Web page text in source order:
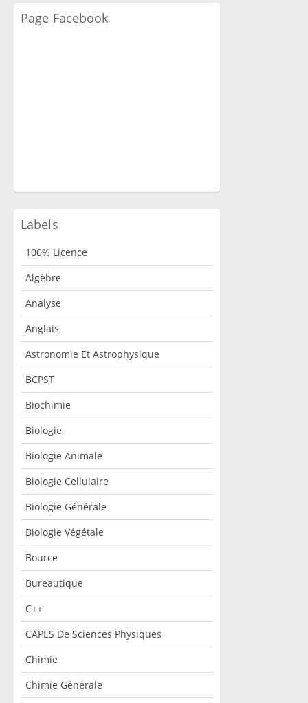
Page Facebook
Labels
100% Licence
Algèbre
Analyse
Anglais
Astronomie Et Astrophysique
BCPST
Biochimie
Biologie
Biologie Animale
Biologie Cellulaire
Biologie Générale
Biologie Végétale
Bource
Bureautique
C++
CAPES De Sciences Physiques
Chimie
Chimie Générale